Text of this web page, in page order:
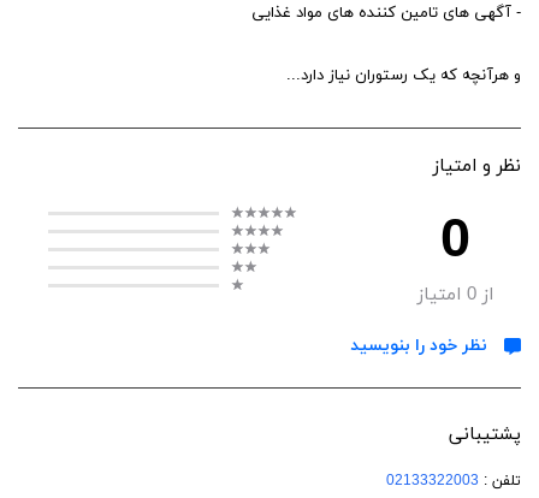
- آگهی های تامین کننده های مواد غذایی
و هرآنچه که یک رستوران نیاز دارد...
نظر و امتیاز
0
از0 امتیاز
نظر خود را بنویسید
پشتیبانی
تلفن : 02133322003